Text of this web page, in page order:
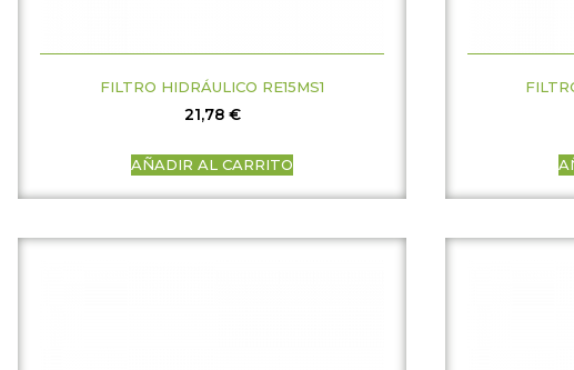
FILTRO HIDRÁULICO RE15MS1
21,78 €
AÑADIR AL CARRITO